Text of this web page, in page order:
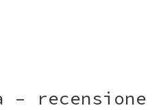
– recensione